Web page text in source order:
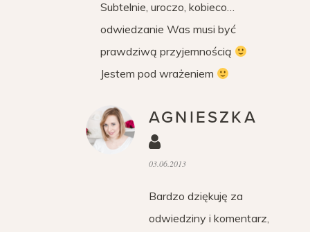
Subtelnie, uroczo, kobieco…
odwiedzanie Was musi być
prawdziwą przyjemnością
Jestem pod wrażeniem
AGNIESZKA
03.06.2013
Bardzo dziękuję za
odwiedziny i komentarz,